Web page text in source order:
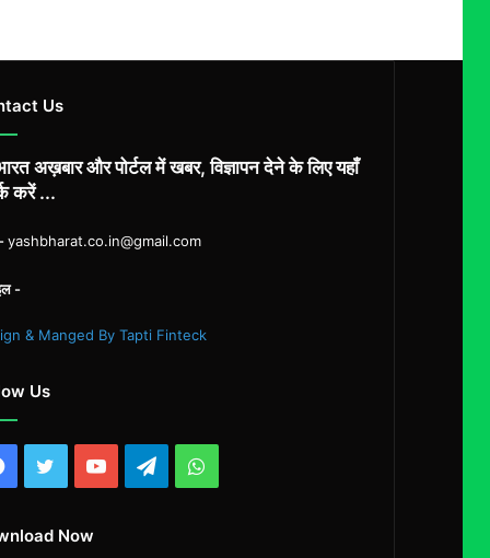
Us
अख़बार और पोर्टल में खबर, विज्ञापन देने के लिए यहाँ
करें ...
yashbharat.co.in@gmail.com
-
& Manged By Tapti Finteck
Us
Facebook
TwitterYouTubeTelegramWhatsApp
Now